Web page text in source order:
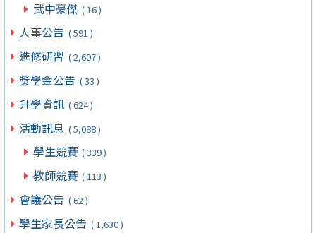
武中豪傑 ( 16 )
人事公告 ( 591 )
進修研習 ( 2,607 )
獎學金公告 ( 33 )
升學資訊 ( 624 )
活動訊息 ( 5,088 )
學生競賽 ( 339 )
教師競賽 ( 113 )
會議公告 ( 62 )
學生家長公告 ( 1,630 )